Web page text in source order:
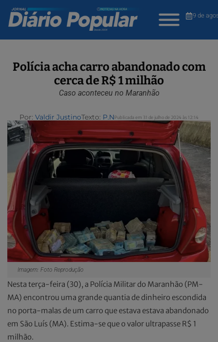
9 de
Polícia acha carro abandonado com
cerca de R$ 1 milhão
Caso aconteceu no Maranhão
Por: Valdir JustinoTexto: P.NPublicada em 31 de julho de 2024 às 12:14
Imagem: Foto Reprodução
Nesta terça-feira (30), a Polícia Militar do Maranhão (PM-
MA) encontrou uma grande quantia de dinheiro escondida
no porta-malas de um carro que estava estava abandonado
em São Luís (MA). Estima-se que o valor ultrapasse R$ 1
milhão.